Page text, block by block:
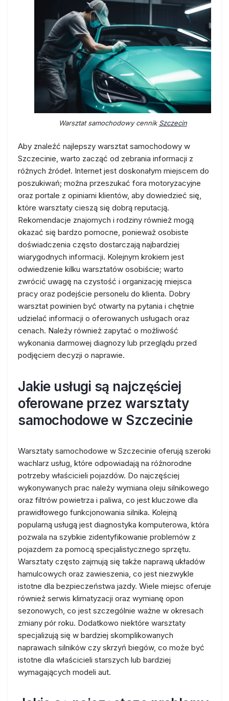
Warsztat samochodowy cennik Szczecin
Aby znaleźć najlepszy warsztat samochodowy w
Szczecinie, warto zacząć od zebrania informacji z
różnych źródeł. Internet jest doskonałym miejscem do
poszukiwań; można przeszukać fora motoryzacyjne
oraz portale z opiniami klientów, aby dowiedzieć się,
które warsztaty cieszą się dobrą reputacją.
Rekomendacje znajomych i rodziny również mogą
okazać się bardzo pomocne, ponieważ osobiste
doświadczenia często dostarczają najbardziej
wiarygodnych informacji. Kolejnym krokiem jest
odwiedzenie kilku warsztatów osobiście; warto
zwrócić uwagę na czystość i organizację miejsca
pracy oraz podejście personelu do klienta. Dobry
warsztat powinien być otwarty na pytania i chętnie
udzielać informacji o oferowanych usługach oraz
cenach. Należy również zapytać o możliwość
wykonania darmowej diagnozy lub przeglądu przed
podjęciem decyzji o naprawie.
Jakie usługi są najczęściej
oferowane przez warsztaty
samochodowe w Szczecinie
Warsztaty samochodowe w Szczecinie oferują szeroki
wachlarz usług, które odpowiadają na różnorodne
potrzeby właścicieli pojazdów. Do najczęściej
wykonywanych prac należy wymiana oleju silnikowego
oraz filtrów powietrza i paliwa, co jest kluczowe dla
prawidłowego funkcjonowania silnika. Kolejną
popularną usługą jest diagnostyka komputerowa, która
pozwala na szybkie zidentyfikowanie problemów z
pojazdem za pomocą specjalistycznego sprzętu.
Warsztaty często zajmują się także naprawą układów
hamulcowych oraz zawieszenia, co jest niezwykle
istotne dla bezpieczeństwa jazdy. Wiele miejsc oferuje
również serwis klimatyzacji oraz wymianę opon
sezonowych, co jest szczególnie ważne w okresach
zmiany pór roku. Dodatkowo niektóre warsztaty
specjalizują się w bardziej skomplikowanych
naprawach silników czy skrzyń biegów, co może być
istotne dla właścicieli starszych lub bardziej
wymagających modeli aut.